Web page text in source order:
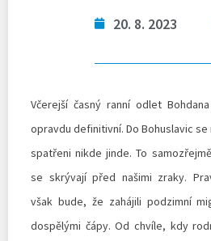
20. 8. 2023
Včerejší časný ranní odlet
opravdu definitivní. Do Bohuslavic
spatřeni nikde jinde. To
se skrývají před našimi zraky.
však bude, že zahájili podzimní
dospělými čápy. Od chvíle, kdy